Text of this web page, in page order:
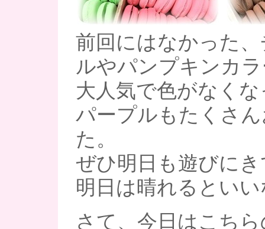
前回にはなかった
ルやパンプキンカ
大人気で色がなく
パープルもたくさ
た。
ぜひ明日も遊びに
明日は晴れるとい
さて、今日はこち